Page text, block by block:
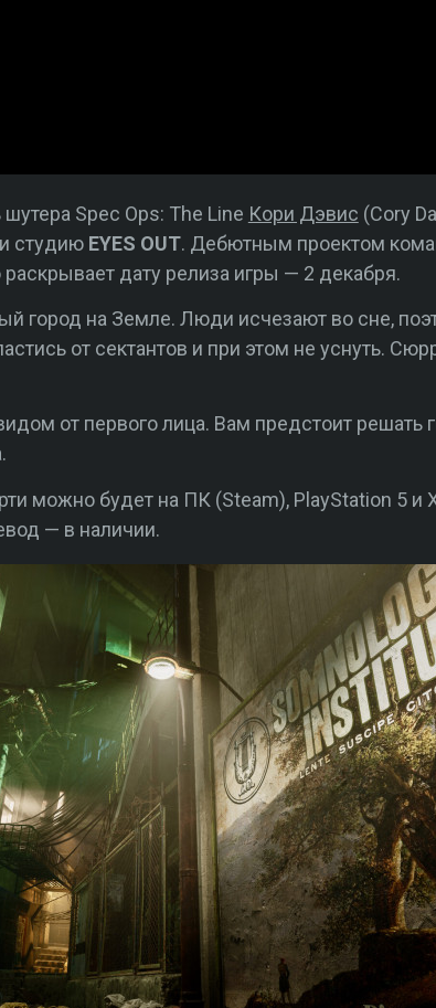
Spec Ops: The Line Кори Дэвис (Cory
студию EYES OUT. Дебютным проектом
дату релиза игры — 2 декабря.
город на Земле. Люди исчезают во сне,
от сектантов и при этом не уснуть.
от первого лица. Вам предстоит решать
можно будет на ПК (Steam), PlayStation 5 и
— в наличии.